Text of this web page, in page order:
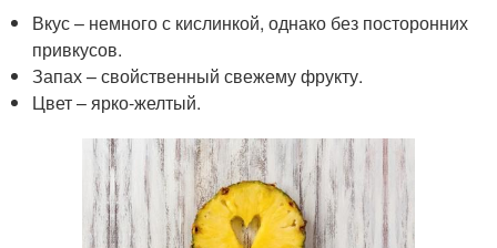
Вкус – немного с кислинкой, однако без посторонних
привкусов.
Запах – свойственный свежему фрукту.
Цвет – ярко-желтый.